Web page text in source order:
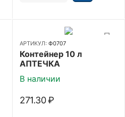
АРТИКУЛ: Ф0707
Контейнер 10 л
АПТЕЧКА
В наличии
271.30₽